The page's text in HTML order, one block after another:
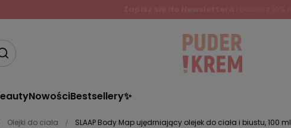
NowościBestsellery✨
Olejki do ciała SLAAP Body Map ujędrniający olejek do ciała i biustu, 100 ml